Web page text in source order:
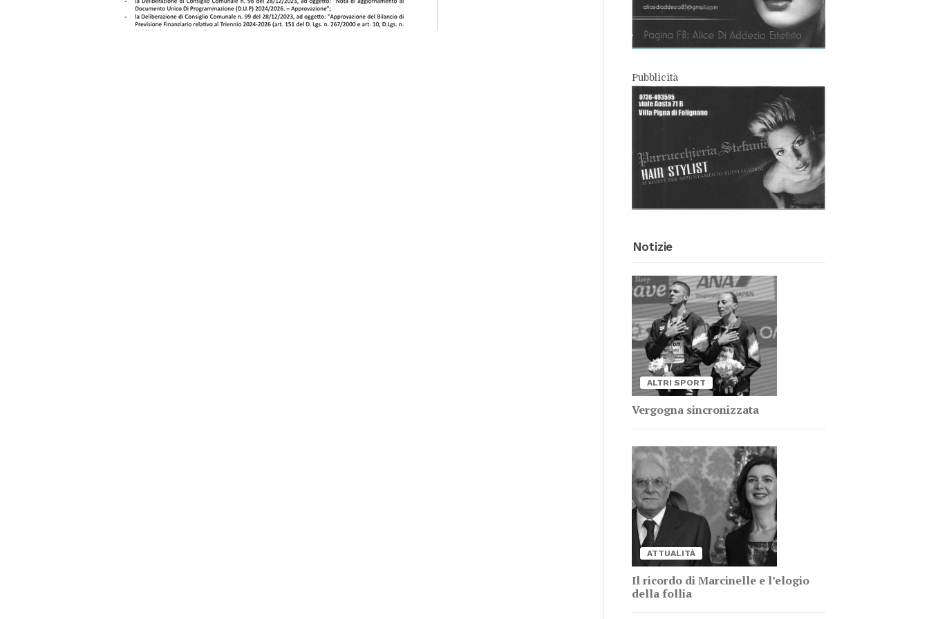
Pub­bli­ci­tà
No­ti­zie
AL­TRI SPORT
Ver­go­gna sin­cro­niz­za­ta
AT­TUA­LI­TÀ
Il ri­cor­do di Mar­ci­nel­le e l’e­lo­gio
del­la fol­lia